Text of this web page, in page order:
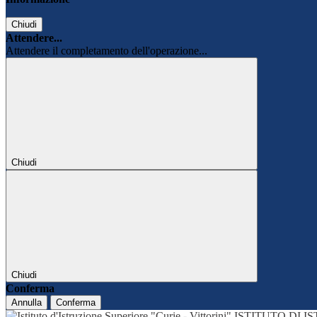
Chiudi
Attendere...
Attendere il completamento dell'operazione...
Chiudi
Chiudi
Conferma
Annulla Conferma